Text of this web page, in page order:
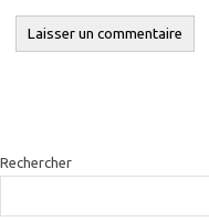
Rechercher